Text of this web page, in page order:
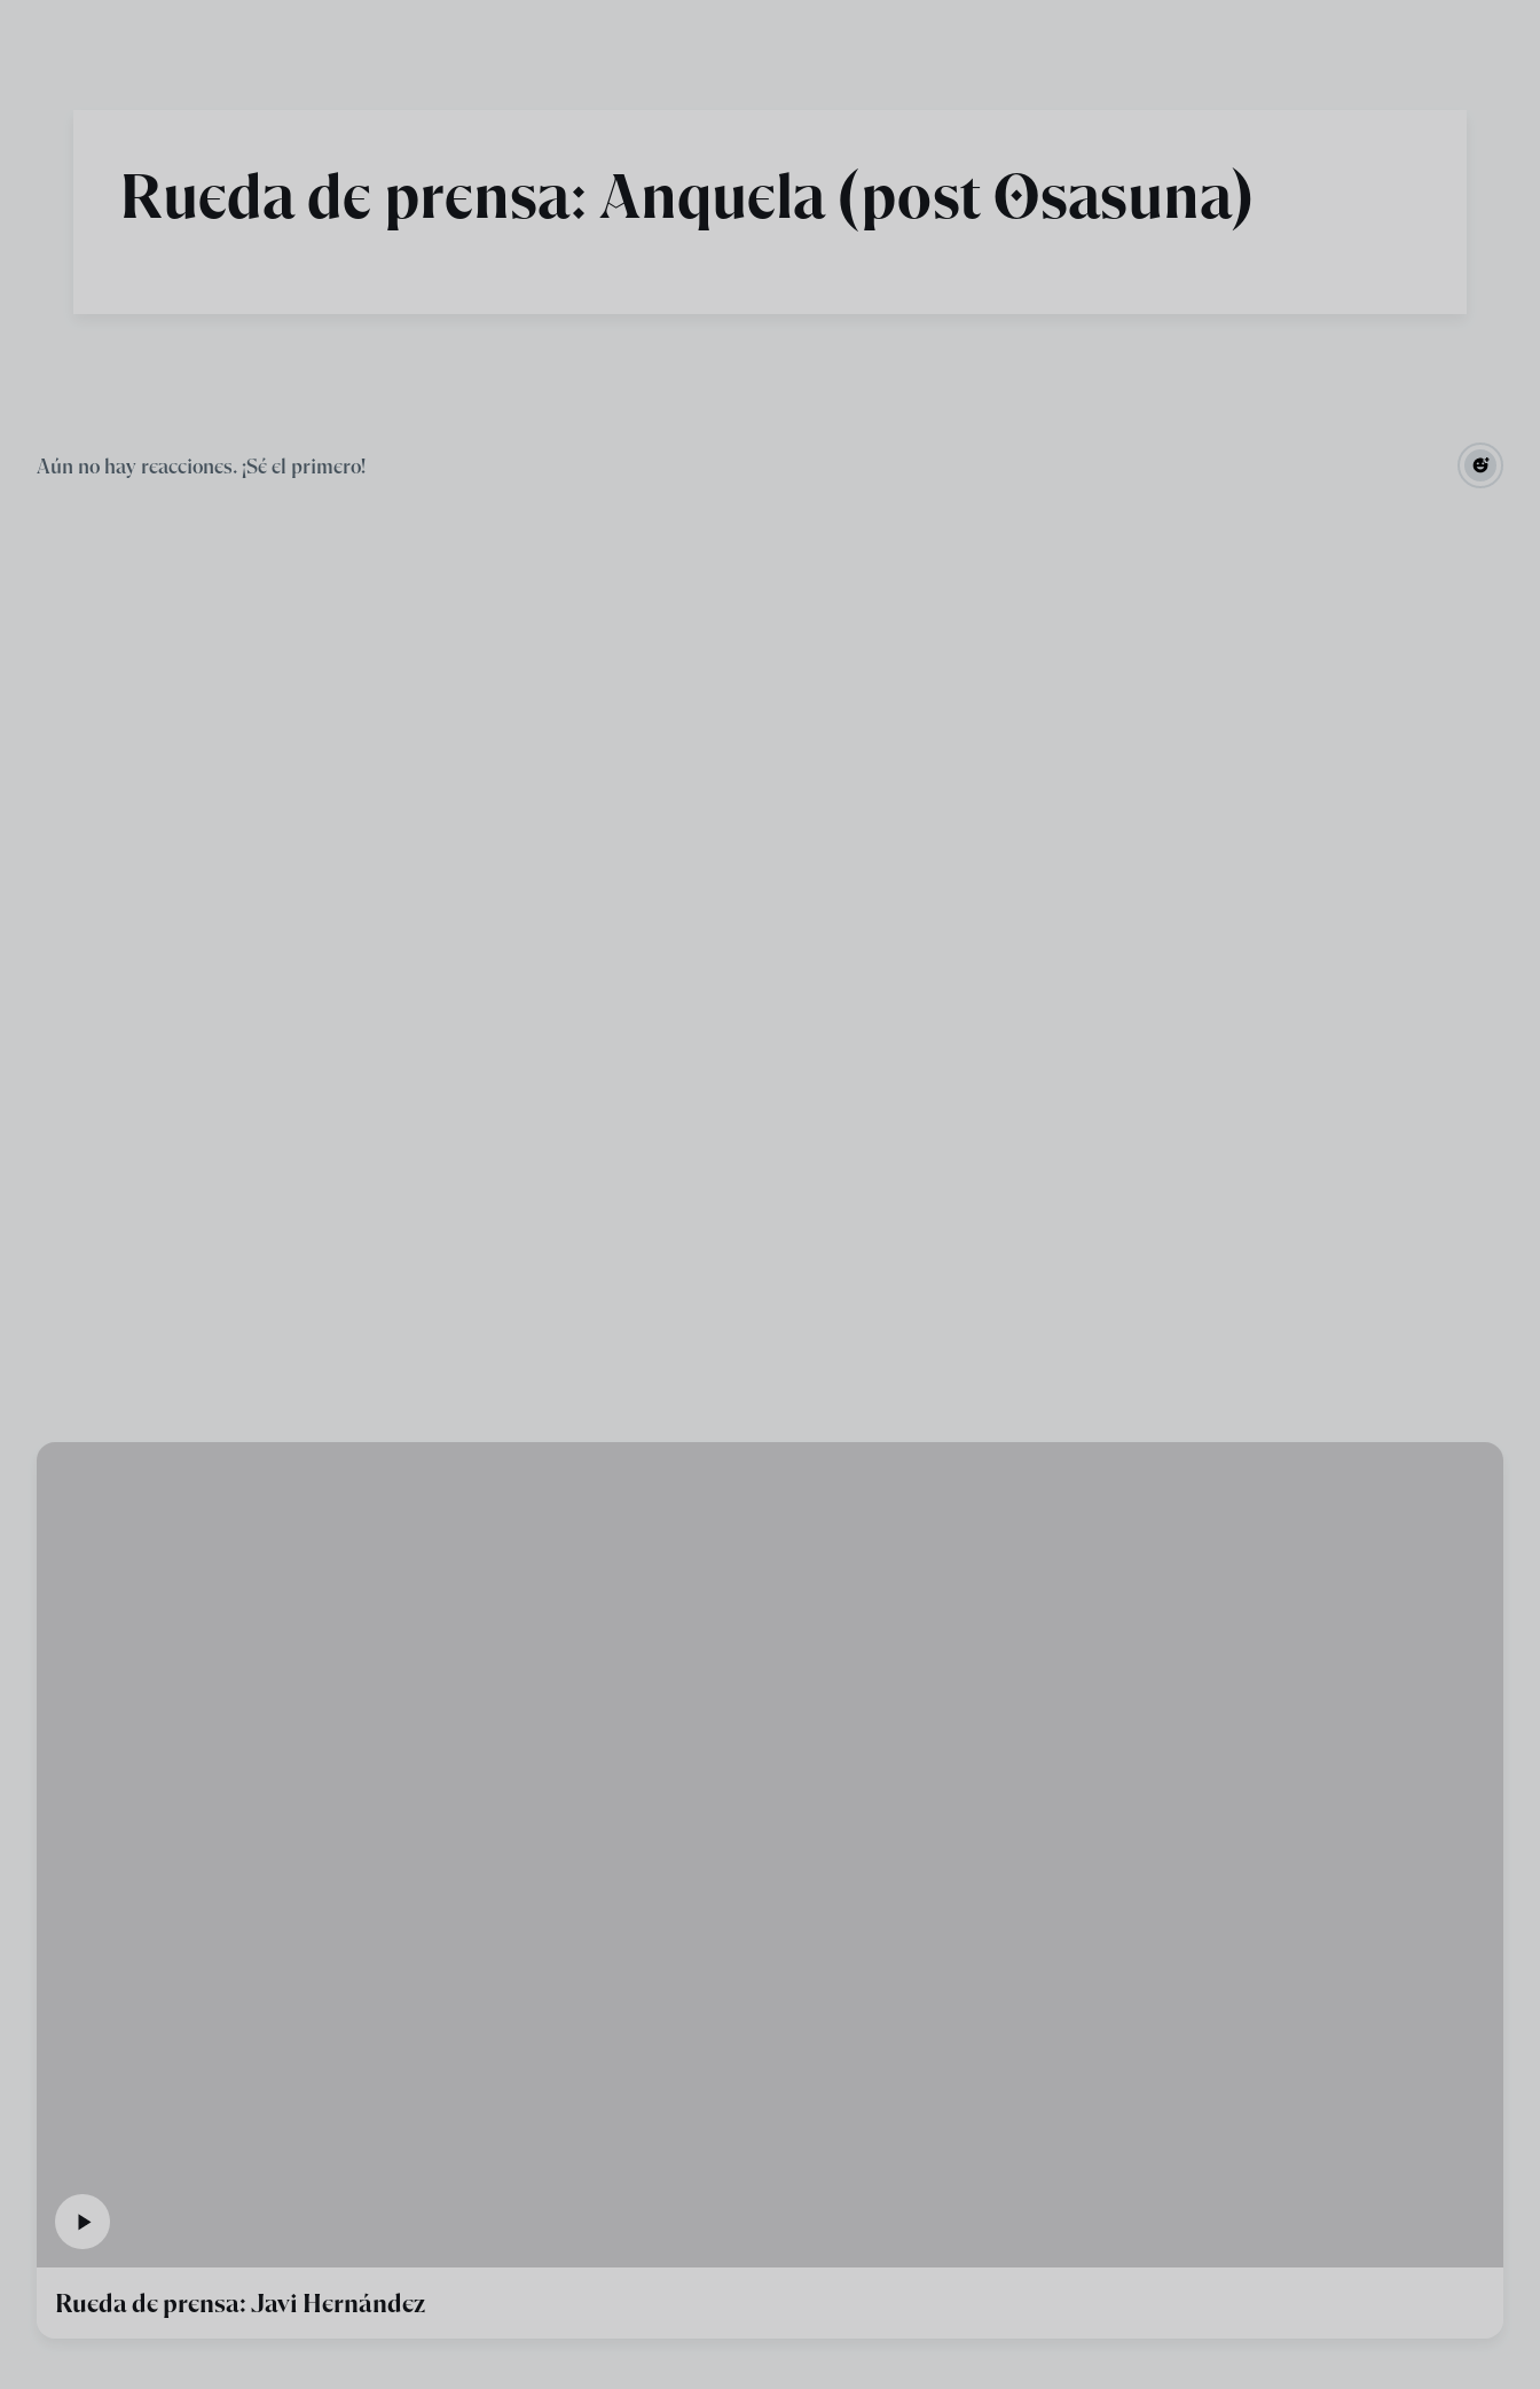
Rueda de prensa: Anquela (post Osasuna)
Aún no hay reacciones. ¡Sé el primero!
Rueda de prensa: Javi Hernández